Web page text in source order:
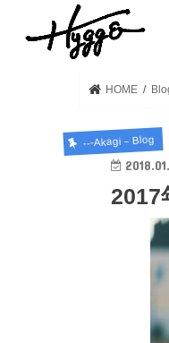
HOME
---Akagi－Blog
2017